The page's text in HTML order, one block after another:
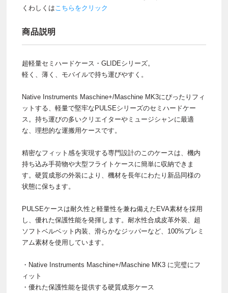
くわしくはこちらをクリック
商品説明
超軽量セミハードケース・GLIDEシリーズ。
軽く、薄く、モバイルで持ち運びやすく。
Native Instruments Maschine+/Maschine MK3にぴったりフィ
ットする、軽量で堅牢なPULSEシリーズのセミハードケー
ス。持ち運びの多いクリエイターやミュージシャンに最適
な、理想的な運搬用ケースです。
精密なフィット感を実現する専門設計のこのケースは、機内
持ち込み手荷物や大型フライトケースに簡単に収納できま
す。硬質成形の外装により、機材を長年にわたり新品同様の
状態に保ちます。
PULSEケースは耐久性と軽量性を兼ね備えたEVA素材を採用
し、優れた保護性能を発揮します。耐水性合成皮革外装、超
ソフトベルベット内装、滑らかなジッパーなど、100%プレミ
アム素材を使用しています。
・Native Instruments Maschine+/Maschine MK3 に完璧にフ
ィット
・優れた保護性能を提供する硬質成形ケース